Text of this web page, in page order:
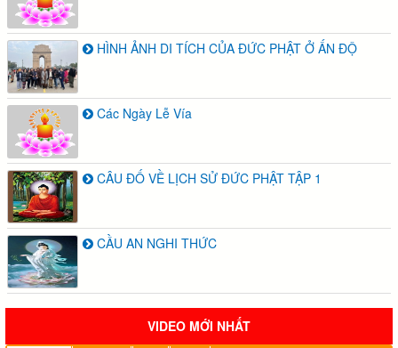
HÌNH ẢNH DI TÍCH CỦA ĐỨC PHẬT Ở ẤN ĐỘ
Các Ngày Lễ Vía
CÂU ĐỐ VỀ LỊCH SỬ ĐỨC PHẬT TẬP 1
CẦU AN NGHI THỨC
VIDEO MỚI NHẤT